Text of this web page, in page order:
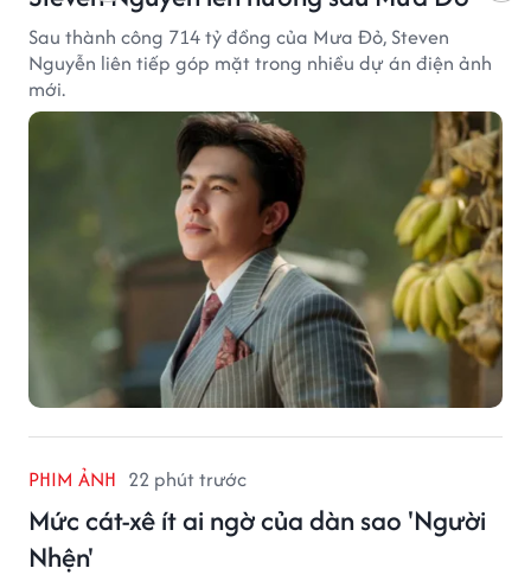
Sau thành công 714 tỷ đồng của Mưa Đỏ, Steven
Nguyễn liên tiếp góp mặt trong nhiều dự án điện ảnh
mới.
PHIM ẢNH 22 phút trước
Mức cát-xê ít ai ngờ của dàn sao 'Người
Nhện'